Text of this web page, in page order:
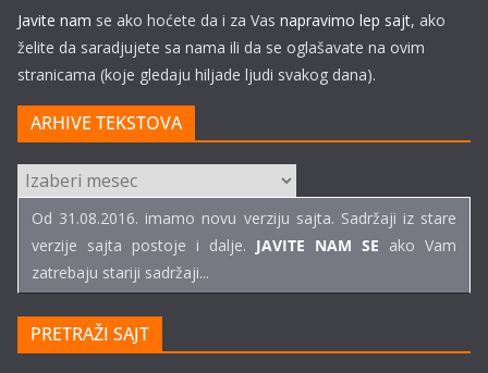
Javite nam se ako hoćete da i za Vas napravimo lep sajt, ako
želite da saradjujete sa nama ili da se oglašavate na ovim
stranicama (koje gledaju hiljade ljudi svakog dana).
ARHIVE TEKSTOVA
ARHIVE
TEKSTOVA
Od 31.08.2016. imamo novu verziju sajta. Sadržaji iz stare
verzije sajta postoje i dalje. JAVITE NAM SE ako Vam
zatrebaju stariji sadržaji...
PRETRAŽI SAJT